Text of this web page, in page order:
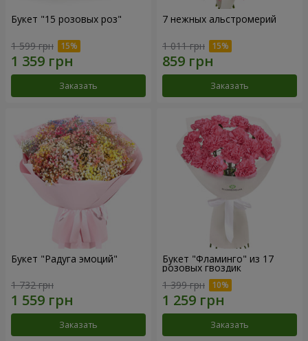
Букет "15 розовых роз"
1 599 грн
Заказать
7 нежных альстромерий
1 011 грн
Заказать
Букет "Радуга эмоций"
1 732 грн
Заказать
Букет "Фламинго" из 17
розовых гвоздик
1 399 грн
Заказать